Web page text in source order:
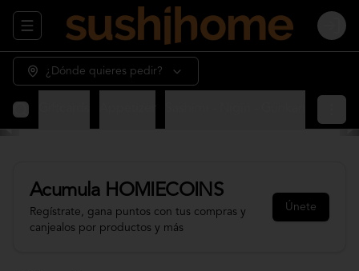
Abrir menu de navegación Login
¿Dónde quieres pedir?
Acumula HOMIECOINS
Regístrate, gana puntos con tus compras y
canjealos por productos y más
Únete